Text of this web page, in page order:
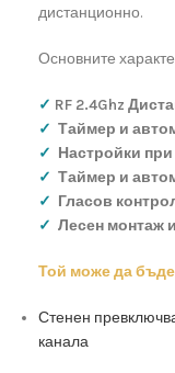
дистанционно.
Основните
✓ RF 2.4Ghz
✓ Таймер и
✓ Настройки
✓ Таймер и
✓ Гласов
✓ Лесен монтаж
Той може да
Стенен
канала